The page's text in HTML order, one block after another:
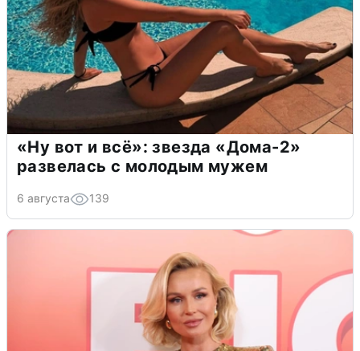
«Ну вот и всё»: звезда «Дома-2»
развелась с молодым мужем
6 августа 139